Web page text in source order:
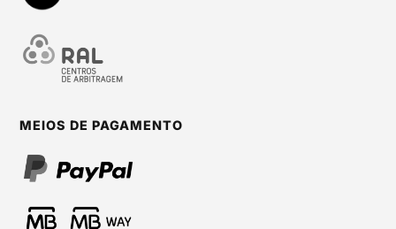
MEIOS DE PAGAMENTO